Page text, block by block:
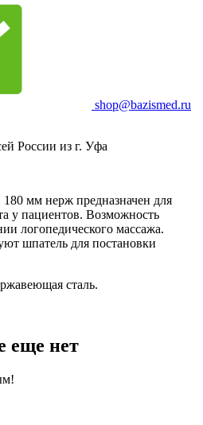
shop@bazismed.ru
России из г. Уфа
мм нерж предназначен для
у пациентов. Возможность
логопедического массажа.
шпатель для постановки
сталь.
еще нет